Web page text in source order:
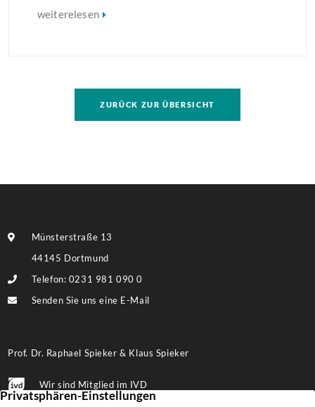
28.08.2026 – Ihre Anfrage wird ab dem 31.08.2026
Grundstückes, auf dem ggf. eine umfassendere
Bebauung möglich ist. Weitere Informationen finden
weiterelesen
ZURÜCK ZUR ÜBERSICHT
Münsterstraße 13
44145 Dortmund
Telefon: 0231 981 090 0
Senden Sie uns eine E-Mail
Prof. Dr. Raphael Spieker & Klaus Spieker
Wir sind Mitglied im IVD